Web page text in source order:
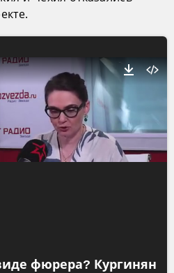
фюрера? Кургинян